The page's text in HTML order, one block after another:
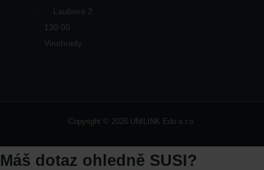
Laubova 2
130 00
Vinohrady
Copyright © 2026 UNILINK Edu s.r.o.
Máš dotaz ohledně SUSI?